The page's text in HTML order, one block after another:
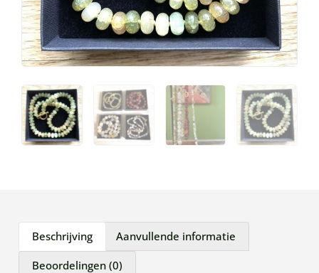
Beschrijving Aanvullende informatie
Beoordelingen (0)